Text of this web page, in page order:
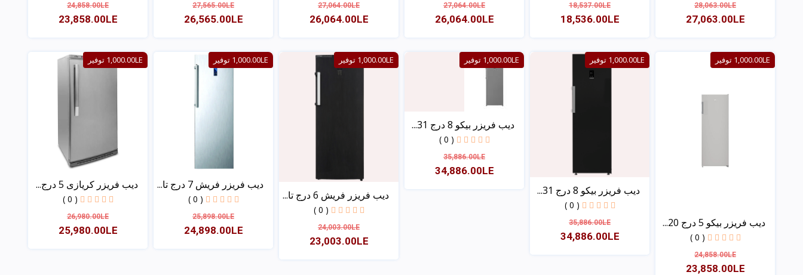
28,063.00LE
27,063.00LE
عرض
18,537.00LE
18,536.00LE
عرض
27,064.00LE
26,064.00LE
عرض
27,064.00LE
26,064.00LE
عرض
27,565.00LE
26,565.00LE
عرض
24,858.00LE
23,858.00LE
عرض
1,000.00LE توفير
ديب فريزر بيكو 5 درج 20...
( 0 )
24,858.00LE
23,858.00LE
1,000.00LE توفير
ديب فريزر بيكو 8 درج 31...
( 0 )
35,886.00LE
34,886.00LE
1,000.00LE توفير
ديب فريزر بيكو 8 درج 31...
( 0 )
35,886.00LE
34,886.00LE
1,000.00LE توفير
ديب فريزر فريش 6 درج تا...
( 0 )
24,003.00LE
23,003.00LE
1,000.00LE توفير
ديب فريزر فريش 7 درج تا...
( 0 )
25,898.00LE
24,898.00LE
1,000.00LE توفير
ديب فريزر كريازى 5 درج...
( 0 )
26,980.00LE
25,980.00LE